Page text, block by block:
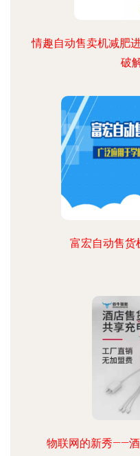
情趣自动售卖机减肥
破
富宏自动售货
物联网的新秀——